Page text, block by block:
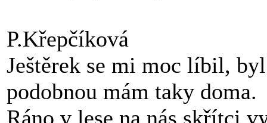
P.Křepčíková
Ještěrek se mi moc líbil,
podobnou mám taky doma.
Ráno v lese na nás skřítci